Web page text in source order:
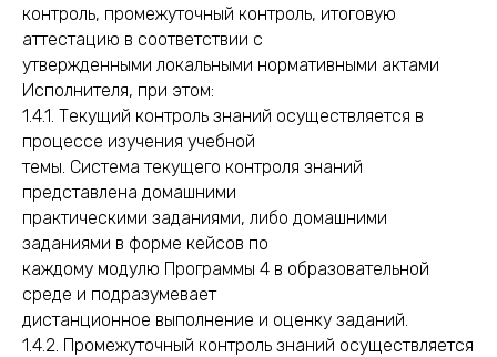
контроль, промежуточный контроль, итоговую
аттестацию в соответствии с
утвержденными локальными нормативными актами
Исполнителя, при этом:
1.4.1. Текущий контроль знаний осуществляется в
процессе изучения учебной
темы. Система текущего контроля знаний
представлена домашними
практическими заданиями, либо домашними
заданиями в форме кейсов по
каждому модулю Программы 4 в образовательной
среде и подразумевает
дистанционное выполнение и оценку заданий.
1.4.2. Промежуточный контроль знаний осуществляется